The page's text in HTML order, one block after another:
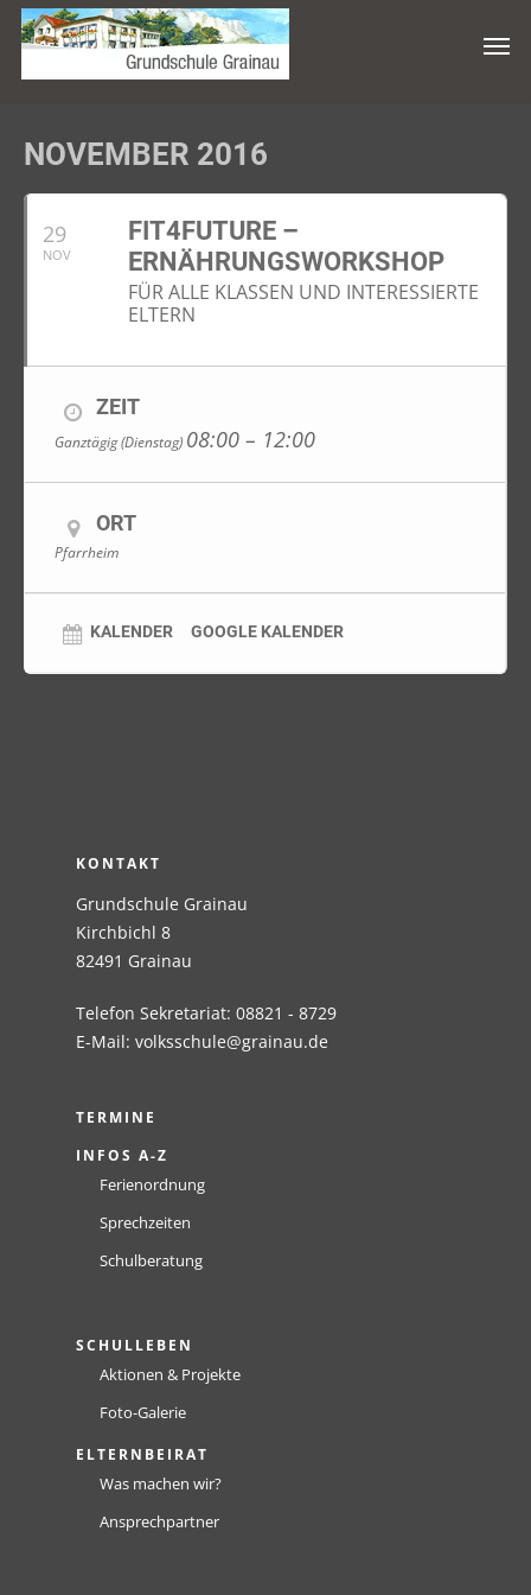
NOVEMBER 2016
29
NOV
FIT4FUTURE –
ERNÄHRUNGSWORKSHOP
FÜR ALLE KLASSEN UND INTERESSIERTE
ELTERN
ZEIT
Ganztägig (Dienstag) 08:00 – 12:00
ORT
Pfarrheim
KALENDER GOOGLE KALENDER
KONTAKT
Grundschule Grainau
Kirchbichl 8
82491 Grainau
Telefon Sekretariat: 08821 - 8729
E-Mail: volksschule@grainau.de
TERMINE
INFOS A-Z
Ferienordnung
Sprechzeiten
Schulberatung
SCHULLEBEN
Aktionen & Projekte
Foto-Galerie
ELTERNBEIRAT
Was machen wir?
Ansprechpartner